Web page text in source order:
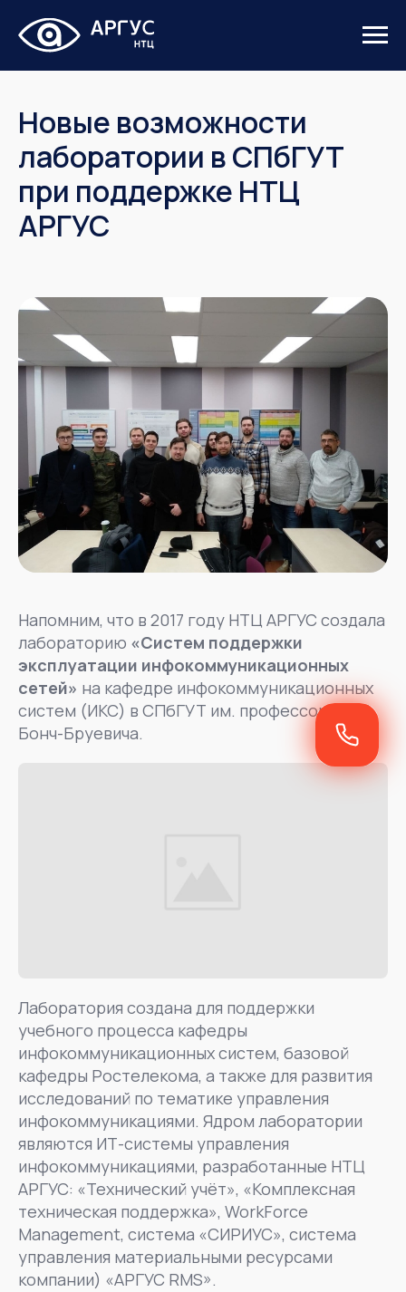
Новые возможности
лаборатории в СПбГУТ
при поддержке НТЦ
АРГУС
Напомним, что в 2017 году НТЦ АРГУС создала
лабораторию «Систем поддержки
эксплуатации инфокоммуникационных
сетей» на кафедре инфокоммуникационных
систем (ИКС) в СПбГУТ им. профессора М. А.
Бонч-Бруевича.
Лаборатория создана для поддержки
учебного процесса кафедры
инфокоммуникационных систем, базовой
кафедры Ростелекома, а также для развития
исследований по тематике управления
инфокоммуникациями. Ядром лаборатории
являются ИТ-системы управления
инфокоммуникациями, разработанные НТЦ
АРГУС: «Технический учёт», «Комплексная
техническая поддержка», WorkForce
Management, система «СИРИУС», система
управления материальными ресурсами
компании) «АРГУС RMS».